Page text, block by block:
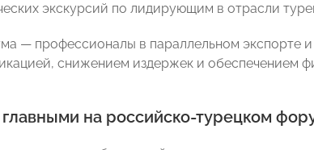
экскурсий по лидирующим в отрасли
— профессионалы в параллельном экспорте
снижением издержек и обеспечением
на российско-турецком